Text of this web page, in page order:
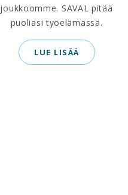
joukkoomme. SAVAL pitää
puoliasi työelämässä.
LUE LISÄÄ